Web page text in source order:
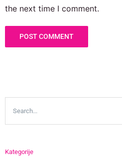
the next time I comment.
Kategorije